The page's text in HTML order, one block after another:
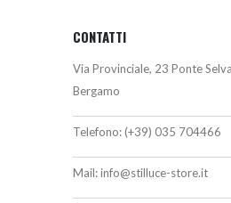
CONTATTI
Via Provinciale, 23 Ponte
Bergamo
Telefono: (+39) 035 704466
Mail:info@stilluce-store.it